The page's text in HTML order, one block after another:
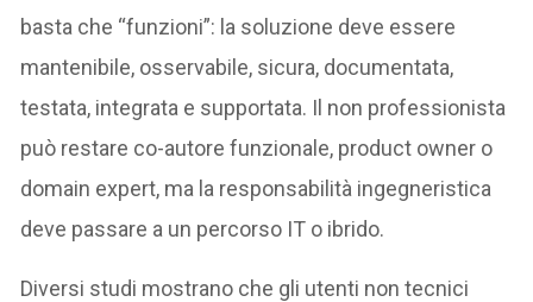
basta che “funzioni”: la soluzione deve essere
mantenibile, osservabile, sicura, documentata,
testata, integrata e supportata. Il non professionista
può restare co-autore funzionale, product owner o
domain expert, ma la responsabilità ingegneristica
deve passare a un percorso IT o ibrido.
Diversi studi mostrano che gli utenti non tecnici